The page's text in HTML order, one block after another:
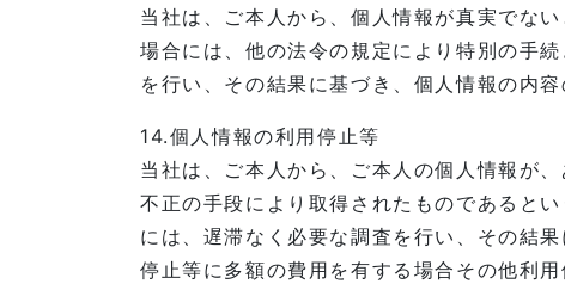
当社は、ご本人から、個人情報が真実でな
場合には、他の法令の規定により特別の手
を行い、その結果に基づき、個人情報の内
14.個人情報の利用停止等
当社は、ご本人から、ご本人の個人情報が
不正の手段により取得されたものであると
には、遅滞なく必要な調査を行い、その結
停止等に多額の費用を有する場合その他利